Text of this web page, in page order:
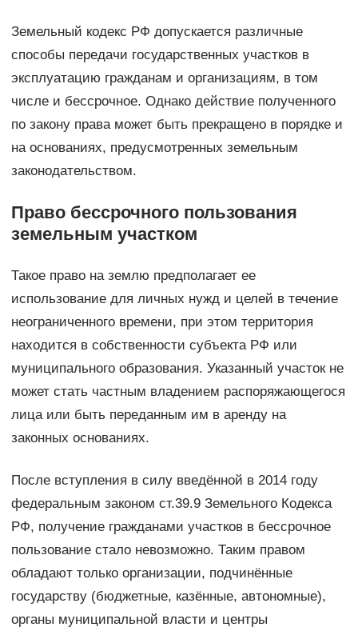
Земельный кодекс РФ допускается различные
способы передачи государственных участков в
эксплуатацию гражданам и организациям, в том
числе и бессрочное. Однако действие полученного
по закону права может быть прекращено в порядке и
на основаниях, предусмотренных земельным
законодательством.
Право бессрочного пользования
земельным участком
Такое право на землю предполагает ее
использование для личных нужд и целей в течение
неограниченного времени, при этом территория
находится в собственности субъекта РФ или
муниципального образования. Указанный участок не
может стать частным владением распоряжающегося
лица или быть переданным им в аренду на
законных основаниях.
После вступления в силу введённой в 2014 году
федеральным законом ст.39.9 Земельного Кодекса
РФ, получение гражданами участков в бессрочное
пользование стало невозможно. Таким правом
обладают только организации, подчинённые
государству (бюджетные, казённые, автономные),
органы муниципальной власти и центры